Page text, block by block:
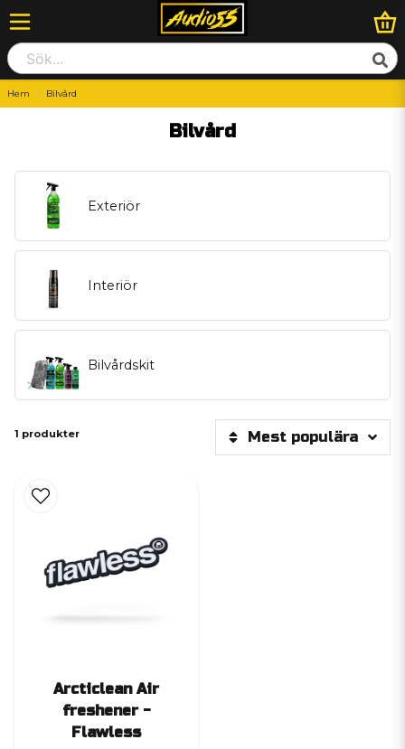
Hem Bilvård
Bilvård
Exteriör
Interiör
Bilvårdskit
1 produkter Mest populära
Arcticlean Air
freshener -
Flawless